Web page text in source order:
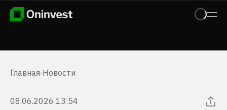
Главная·Новости
08.06.2026 13:54